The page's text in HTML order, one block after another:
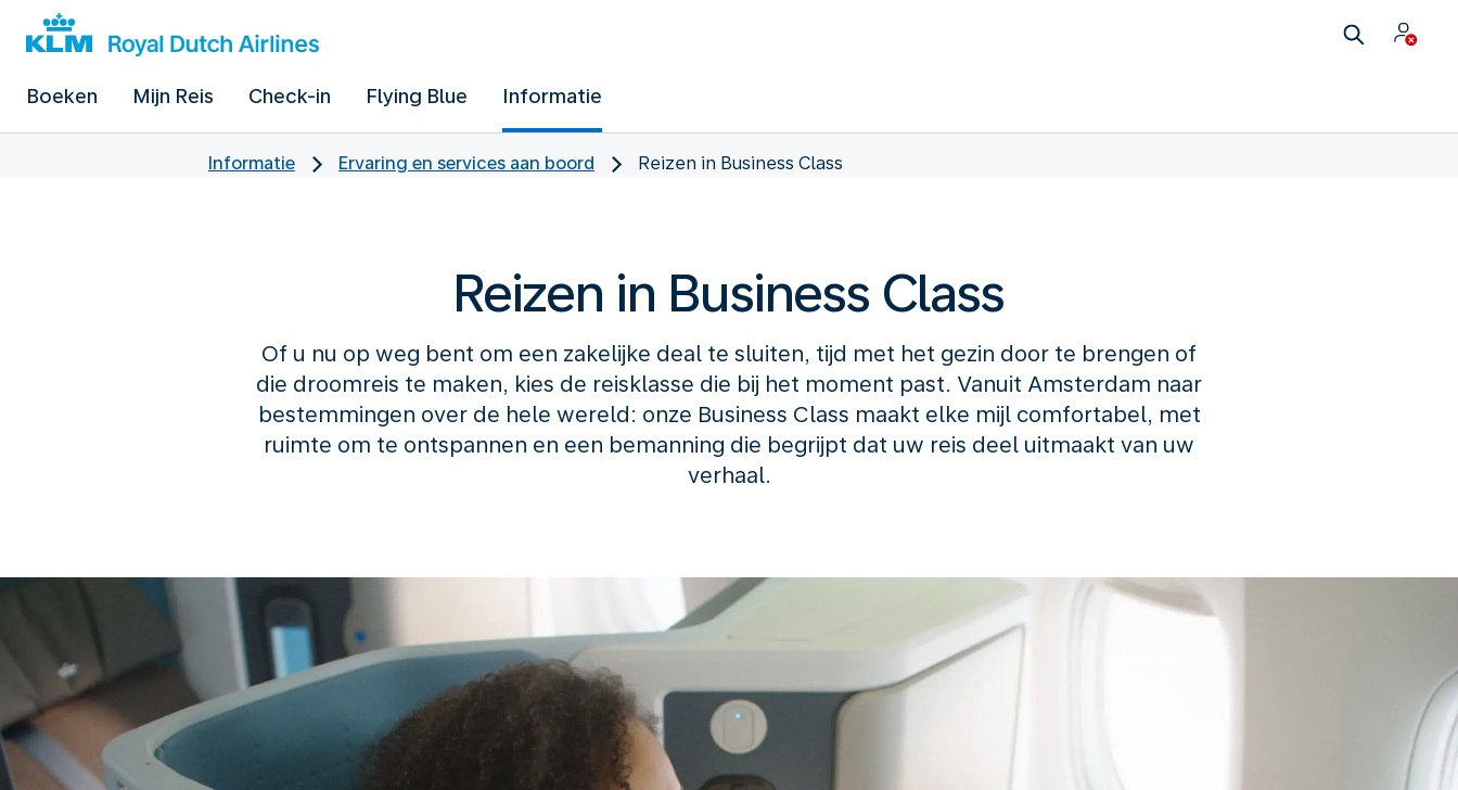
Boeken Mijn Reis Check-in Flying Blue Informatie
Informatie Ervaring en services aan boord Reizen in Business Class
Reizen in Business Class
Of u nu op weg bent om een zakelijke deal te sluiten, tijd met het gezin door te brengen of
die droomreis te maken, kies de reisklasse die bij het moment past. Vanuit Amsterdam naar
bestemmingen over de hele wereld: onze Business Class maakt elke mijl comfortabel, met
ruimte om te ontspannen en een bemanning die begrijpt dat uw reis deel uitmaakt van uw
verhaal.